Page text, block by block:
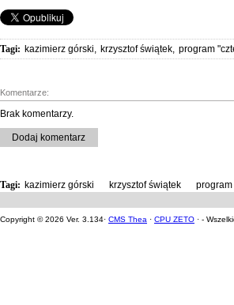
Tagi: kazimierz górski, krzysztof świątek, program
Komentarze:
Brak komentarzy.
Dodaj komentarz
Tagi: kazimierz górski krzysztof świątek program
Copyright © 2026 Ver. 3.134· CMS Thea · CPU ZETO · -